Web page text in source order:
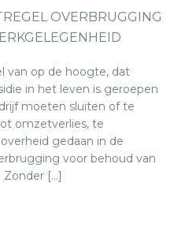
OVERBRUGGING
van op de hoogte, dat
in het leven is geroepen
moeten sluiten of te
omzetverlies, te
gedaan in de
voor behoud van
Zonder […]